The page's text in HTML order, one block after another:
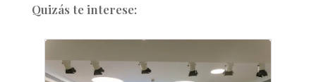
Quizás te interese: